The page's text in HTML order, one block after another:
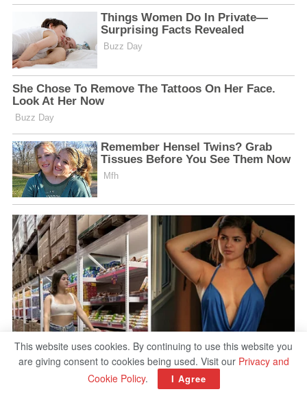
This website uses cookies. By continuing to use this website you
are giving consent to cookies being used. Visit our Privacy and
Cookie Policy. I Agree